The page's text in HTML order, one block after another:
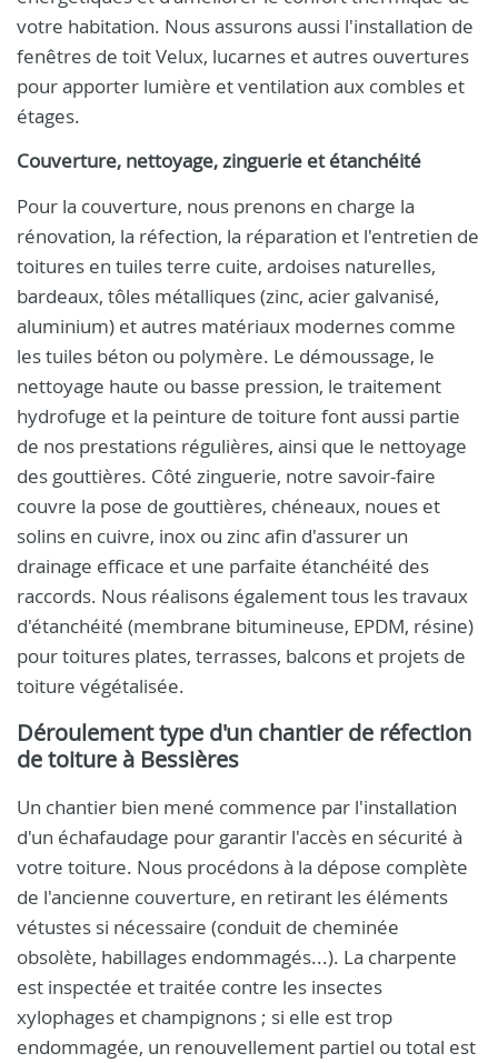
votre habitation. Nous assurons aussi l'installation de
fenêtres de toit Velux, lucarnes et autres ouvertures
pour apporter lumière et ventilation aux combles et
étages.
Couverture, nettoyage, zinguerie et étanchéité
Pour la couverture, nous prenons en charge la
rénovation, la réfection, la réparation et l'entretien de
toitures en tuiles terre cuite, ardoises naturelles,
bardeaux, tôles métalliques (zinc, acier galvanisé,
aluminium) et autres matériaux modernes comme
les tuiles béton ou polymère. Le démoussage, le
nettoyage haute ou basse pression, le traitement
hydrofuge et la peinture de toiture font aussi partie
de nos prestations régulières, ainsi que le nettoyage
des gouttières. Côté zinguerie, notre savoir-faire
couvre la pose de gouttières, chéneaux, noues et
solins en cuivre, inox ou zinc afin d'assurer un
drainage efficace et une parfaite étanchéité des
raccords. Nous réalisons également tous les travaux
d'étanchéité (membrane bitumineuse, EPDM, résine)
pour toitures plates, terrasses, balcons et projets de
toiture végétalisée.
Déroulement type d'un chantier de réfection
de toiture à Bessières
Un chantier bien mené commence par l'installation
d'un échafaudage pour garantir l'accès en sécurité à
votre toiture. Nous procédons à la dépose complète
de l'ancienne couverture, en retirant les éléments
vétustes si nécessaire (conduit de cheminée
obsolète, habillages endommagés...). La charpente
est inspectée et traitée contre les insectes
xylophages et champignons ; si elle est trop
endommagée, un renouvellement partiel ou total est